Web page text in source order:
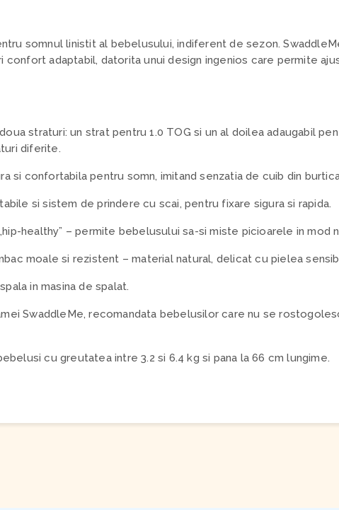
somnul linistit al bebelusului, indiferent de sezon.
adaptabil, datorita unui design ingenios care permite
straturi: un strat pentru 1.0 TOG si un al doilea adaugabil
diferite.
si confortabila pentru somn, imitand senzatia de cuib din
si sistem de prindere cu scai, pentru fixare sigura si rapida.
healthy” – permite bebelusului sa-si miste picioarele in mod
moale si rezistent – material natural, delicat cu pielea
in masina de spalat.
SwaddleMe, recomandata bebelusilor care nu se
cu greutatea intre 3.2 si 6.4 kg si pana la 66 cm lungime.